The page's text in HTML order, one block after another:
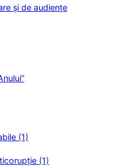
și de audiențe
(1)
(1)